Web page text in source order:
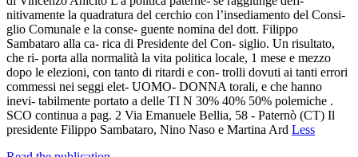
nitivamente la quadratura del cerchio con l’insediamento del Consi-
glio Comunale e la conse- guente nomina del dott. Filippo
Sambataro alla ca- rica di Presidente del Con- siglio. Un risultato,
che ri- porta alla normalità la vita politica locale, 1 mese e mezzo
dopo le elezioni, con tanto di ritardi e con- trolli dovuti ai tanti errori
commessi nei seggi elet- UOMO- DONNA torali, e che hanno
inevi- tabilmente portato a delle TI N 30% 40% 50% polemiche .
SCO continua a pag. 2 Via Emanuele Bellia, 58 - Paternò (CT) Il
presidente Filippo Sambataro, Nino Naso e Martina Ard Less